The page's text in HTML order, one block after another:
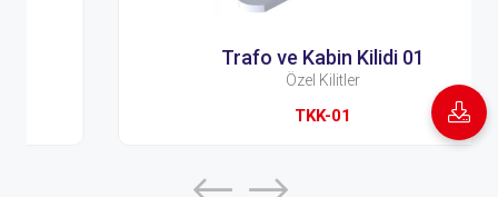
Trafo ve Kabin Kilidi 01
Özel Kilitler